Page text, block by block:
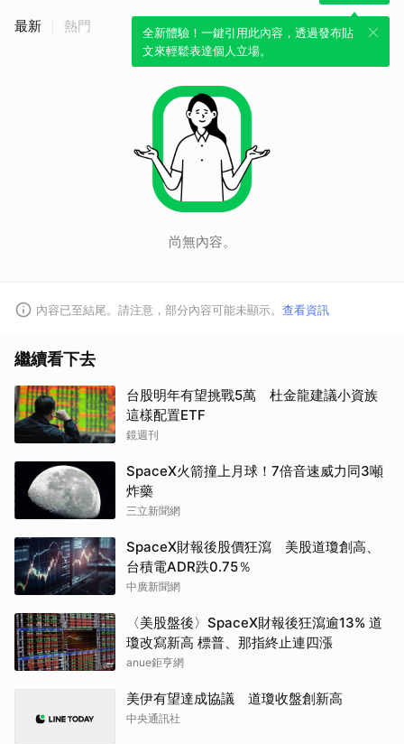
全新體驗！一鍵引用此內容，透過發布貼
文來輕鬆表達個人立場。
最新 熱門
尚無內容。
內容已至結尾。請注意，部分內容可能未顯示。 查看資訊
繼續看下去
台股明年有望挑戰5萬 杜金龍建議小資族
這樣配置ETF
鏡週刊
SpaceX火箭撞上月球！7倍音速威力同3噸
炸藥
三立新聞網
SpaceX財報後股價狂瀉 美股道瓊創高、
台積電ADR跌0.75％
中廣新聞網
〈美股盤後〉SpaceX財報後狂瀉逾13% 道
瓊改寫新高 標普、那指終止連四漲
anue鉅亨網
美伊有望達成協議 道瓊收盤創新高
中央通訊社
取消